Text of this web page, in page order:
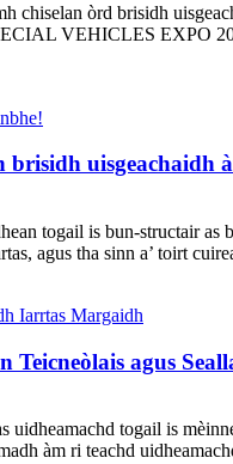
chiselan òrd brisidh
VEHICLES EXPO
brisidh uisgeachaidh
togail is bun-structair as
agus tha sinn a’ toirt
Teicneòlais agus
togail is
àm ri teachd